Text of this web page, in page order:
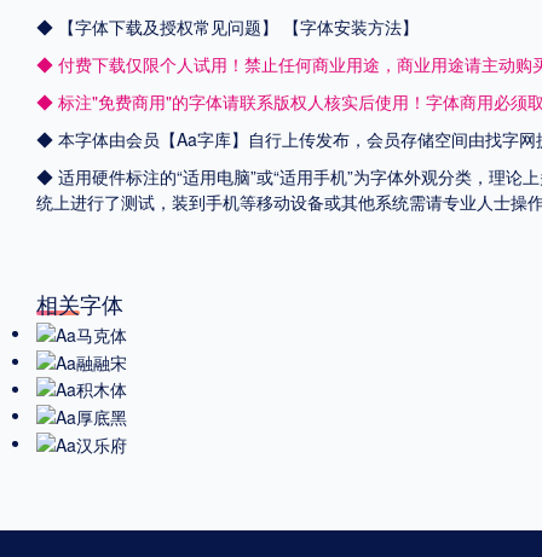
◆ 【字体下载及授权常见问题】
【字体安装方法】
◆ 付费下载仅限个人试用！禁止任何商业用途，商业用途请主动购
◆ 标注"免费商用"的字体请联系版权人核实后使用！字体商用必须
◆ 本字体由会员【Aa字库】自行上传发布，会员存储空间由找字
◆ 适用硬件标注的“适用电脑”或“适用手机”为字体外观分类，理论
统上进行了测试，装到手机等移动设备或其他系统需请专业人士
相关字体